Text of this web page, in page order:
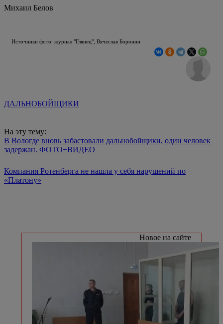
Михаил Белов
Источники фото: журнал "Глянец", Вячеслав Боронин
ДАЛЬНОБОЙЩИКИ
На эту тему:
В Вологде вновь забастовали дальнобойщики, один человек
задержан. ФОТО+ВИДЕО
Компания Ротенберга не нашла у себя нарушений по
«Платону»
Новое на сайте